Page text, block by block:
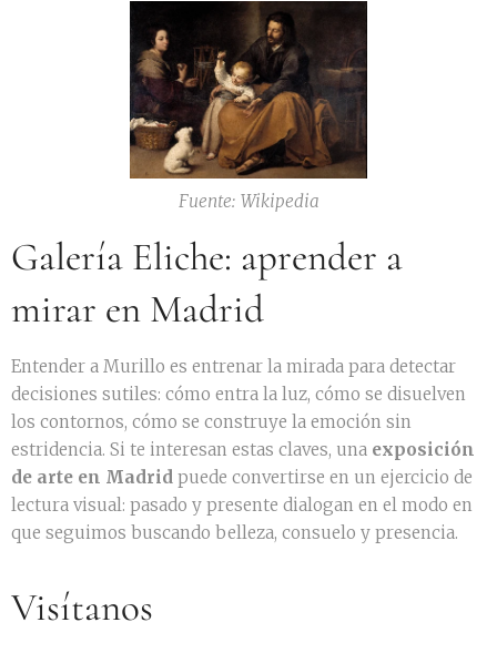
Fuente: Wikipedia
Galería Eliche: aprender a
mirar en Madrid
Entender a Murillo es entrenar la mirada para detectar
decisiones sutiles: cómo entra la luz, cómo se disuelven
los contornos, cómo se construye la emoción sin
estridencia. Si te interesan estas claves, una exposición
de arte en Madrid puede convertirse en un ejercicio de
lectura visual: pasado y presente dialogan en el modo en
que seguimos buscando belleza, consuelo y presencia.
Visítanos